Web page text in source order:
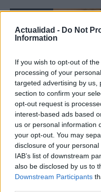
Actualidad - Do Not
Information
If you wish to opt-out of
processing of your
targeted advertising by us,
section to confirm your
opt-out request is
interest-based ads based
us or personal information
your opt-out. You may
disclosure of your
IAB’s list of downstream
also be disclosed by us to
Downstream Participants
AUTOMOVIL
Compra tu coche
Heycar
¿Estás pensando en